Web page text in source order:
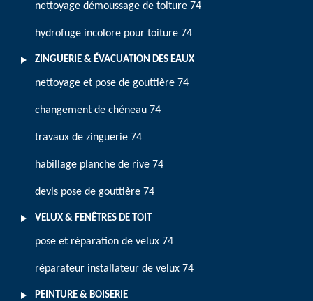
nettoyage démoussage de toiture 74
hydrofuge incolore pour toiture 74
ZINGUERIE & ÉVACUATION DES EAUX
nettoyage et pose de gouttière 74
changement de chéneau 74
travaux de zinguerie 74
habillage planche de rive 74
devis pose de gouttière 74
VELUX & FENÊTRES DE TOIT
pose et réparation de velux 74
réparateur installateur de velux 74
PEINTURE & BOISERIE